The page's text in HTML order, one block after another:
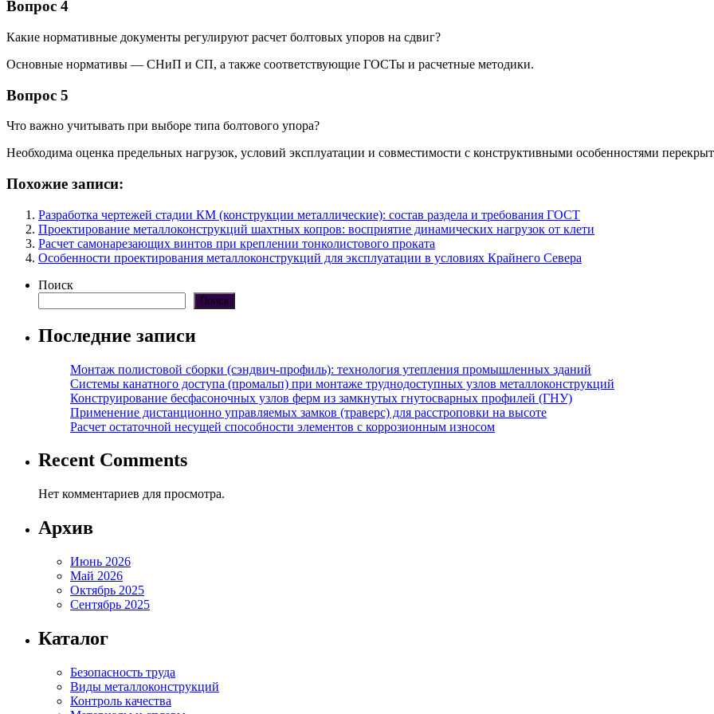
Вопрос 4
Какие нормативные документы регулируют расчет болтовых упоров на сдвиг?
Основные нормативы — СНиП и СП, а также соответствующие ГОСТы и расчетные методики.
Вопрос 5
Что важно учитывать при выборе типа болтового упора?
Необходима оценка предельных нагрузок, условий эксплуатации и совместимости с конструктивными особенностями
Похожие записи:
Разработка чертежей стадии КМ (конструкции металлические): состав раздела и требования ГОСТ
Проектирование металлоконструкций шахтных копров: восприятие динамических нагрузок от клети
Расчет самонарезающих винтов при креплении тонколистового проката
Особенности проектирования металлоконструкций для эксплуатации в условиях Крайнего Севера
Поиск
Поиск
Последние записи
Монтаж полистовой сборки (сэндвич-профиль): технология утепления промышленных зданий
Системы канатного доступа (промальп) при монтаже труднодоступных узлов металлоконструкций
Конструирование бесфасоночных узлов ферм из замкнутых гнутосварных профилей (ГНУ)
Применение дистанционно управляемых замков (траверс) для расстроповки на высоте
Расчет остаточной несущей способности элементов с коррозионным износом
Recent Comments
Нет комментариев для просмотра.
Архив
Июнь 2026
Май 2026
Октябрь 2025
Сентябрь 2025
Каталог
Безопасность труда
Виды металлоконструкций
Контроль качества